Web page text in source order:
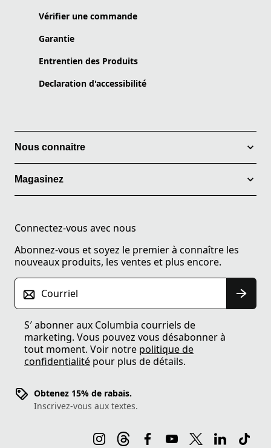
Vérifier une commande
Garantie
Entrentien des Produits
Declaration d'accessibilité
Nous connaitre
Magasinez
Connectez-vous avec nous
Abonnez-vous et soyez le premier à connaître les
nouveaux produits, les ventes et plus encore.
Courriel
S′ abonner aux Columbia courriels de
marketing. Vous pouvez vous désabonner à
tout moment. Voir notre politique de
confidentialité pour plus de détails.
Obtenez 15% de rabais.
Inscrivez-vous aux textes.